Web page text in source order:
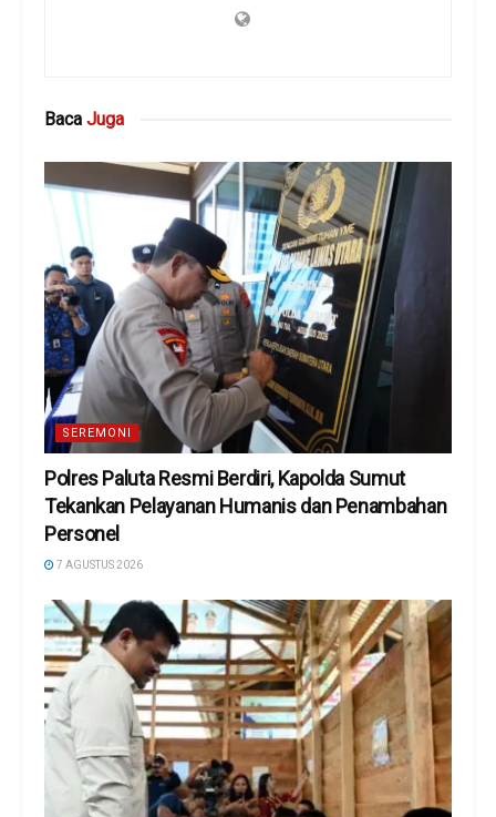
Baca Juga
SEREMONI
Polres Paluta Resmi Berdiri, Kapolda Sumut
Tekankan Pelayanan Humanis dan Penambahan
Personel
7 AGUSTUS 2026